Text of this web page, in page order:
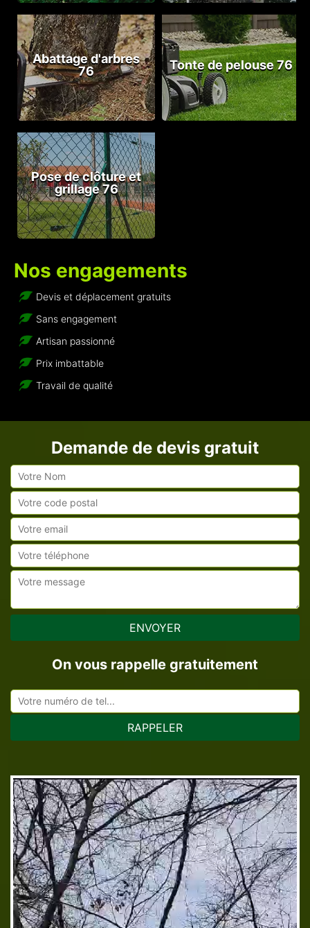
Abattage d'arbres
76
Tonte de pelouse 76
Pose de clôture et
grillage 76
Nos engagements
Devis et déplacement gratuits
Sans engagement
Artisan passionné
Prix imbattable
Travail de qualité
Demande de devis gratuit
On vous rappelle gratuitement